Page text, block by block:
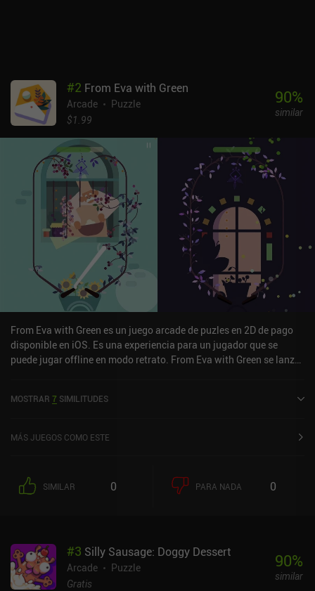
#2 From Eva with Green
Arcade
Puzzle
$1.99
90%
similar
From Eva with Green es un juego arcade de puzles en 2D de pago
disponible en iOS. Es una experiencia para un jugador que se
puede jugar offline en modo retrato. From Eva with Green se lanzó
MOSTRAR 7 SIMILITUDES
MÁS JUEGOS COMO ESTE
SIMILAR 0 PARA NADA 0
#3 Silly Sausage: Doggy Dessert
Arcade
Puzzle
Gratis
90%
similar